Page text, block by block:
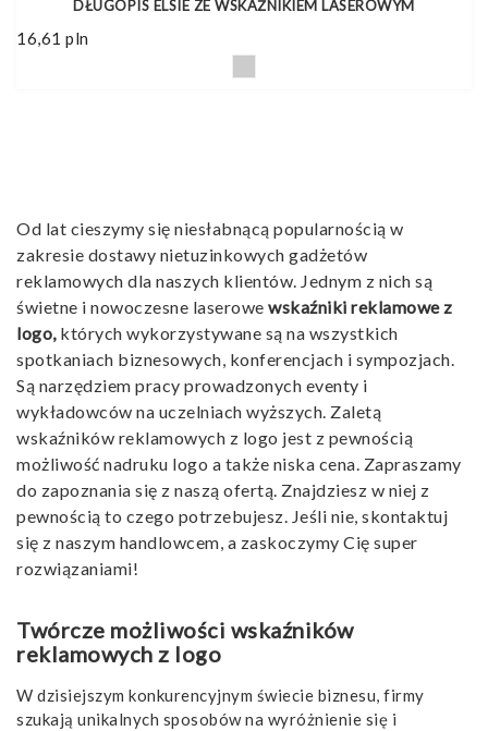
DŁUGOPIS ELSIE ZE WSKAŹNIKIEM LASEROWYM
16,61 pln
Od lat cieszymy się niesłabnącą popularnością w
zakresie dostawy nietuzinkowych gadżetów
reklamowych dla naszych klientów. Jednym z nich są
świetne i nowoczesne laserowe wskaźniki reklamowe z
logo, których wykorzystywane są na wszystkich
spotkaniach biznesowych, konferencjach i sympozjach.
Są narzędziem pracy prowadzonych eventy i
wykładowców na uczelniach wyższych. Zaletą
wskaźników reklamowych z logo jest z pewnością
możliwość nadruku logo a także niska cena. Zapraszamy
do zapoznania się z naszą ofertą. Znajdziesz w niej z
pewnością to czego potrzebujesz. Jeśli nie, skontaktuj
się z naszym handlowcem, a zaskoczymy Cię super
rozwiązaniami!
Twórcze możliwości wskaźników
reklamowych z logo
W dzisiejszym konkurencyjnym świecie biznesu, firmy
szukają unikalnych sposobów na wyróżnienie się i